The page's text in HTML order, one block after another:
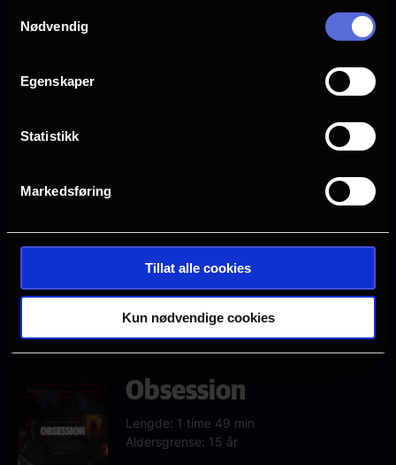
Nødvendig
Egenskaper
Statistikk
Markedsføring
Tillat alle cookies
Kun nødvendige cookies
15.45
2D, Eng.
Få ledige plasser
Obsession
Lengde: 1 time 49 min
Aldersgrense: 15 år